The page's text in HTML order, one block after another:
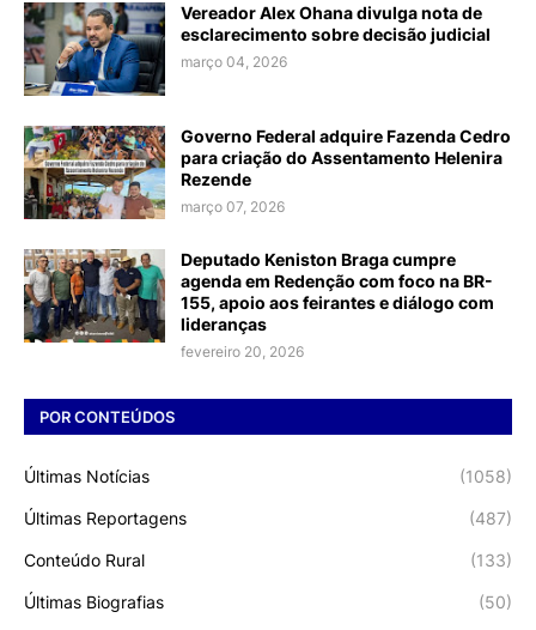
Vereador Alex Ohana divulga nota de
esclarecimento sobre decisão judicial
março 04, 2026
Governo Federal adquire Fazenda Cedro
para criação do Assentamento Helenira
Rezende
março 07, 2026
Deputado Keniston Braga cumpre
agenda em Redenção com foco na BR-
155, apoio aos feirantes e diálogo com
lideranças
fevereiro 20, 2026
POR CONTEÚDOS
Últimas Notícias (1058)
Últimas Reportagens (487)
Conteúdo Rural (133)
Últimas Biografias (50)